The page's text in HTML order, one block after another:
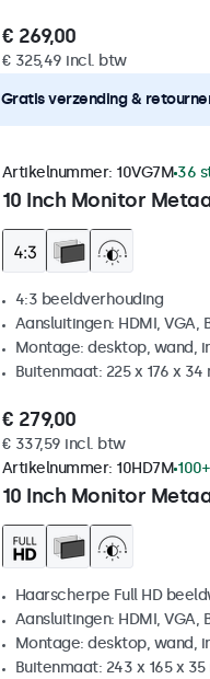
€ 269,00
€ 325,49 incl. btw
Gratis verzending &
10 Inch Monitor
Artikelnummer: 10VG7M 36
4:3 beeldverhouding
Aansluitingen: HDMI, VGA,
Montage: desktop, wand,
Buitenmaat: 225 x 176 x 34
€ 279,00
€ 337,59 incl. btw
10 Inch Monitor
Artikelnummer: 10HD7M
Haarscherpe Full HD
Aansluitingen: HDMI, VGA,
Montage: desktop, wand,
Buitenmaat: 243 x 165 x 35